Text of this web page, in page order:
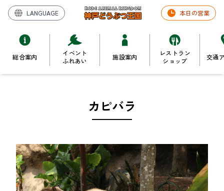
LANGUAGE 本日の営業
総合案内
イベント
ふれあい
施設案内
レストラン
ショップ
交通
カピバラ